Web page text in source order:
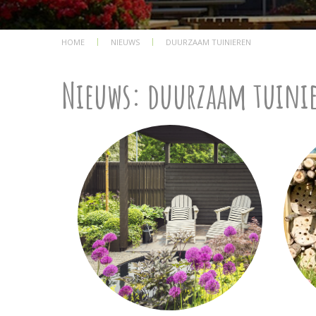
HOME NIEUWS DUURZAAM TUINIEREN
Nieuws: duurzaam